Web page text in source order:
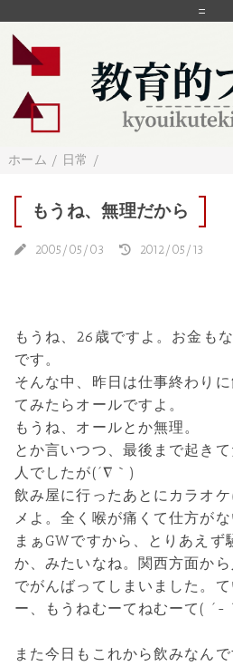
=
ホーム / 日常 /
もうね、無理だから
2005/05/03
2012/05/13
もうね、26歳ですよ。お金も
です。
そんな中、昨日は仕事終わり
てみたらオールですよ。
もうね、オールとか無理。
とか言いつつ、最後まで起き
人でしたが(´∇｀)
飲み屋に行ったあとにカラオ
メよ。全く喉が痛くて仕方がな
まぁGWですから、とりあえず
か、みたいなね。関西方面か
でがんばってしまいました。
ー、もうねむーてねむーて( ´-
また今日もこれから飲みなん